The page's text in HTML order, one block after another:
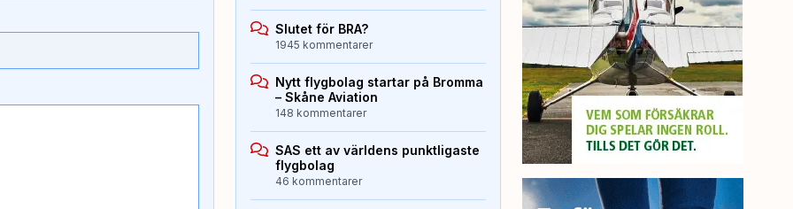
Slutet för BRA?
1945 kommentarer
Nytt flygbolag startar på Bromma
– Skåne Aviation
148 kommentarer
SAS ett av världens punktligaste
flygbolag
46 kommentarer